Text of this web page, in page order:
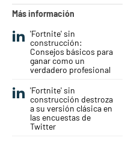
Más información
'Fortnite' sin
construcción:
Consejos básicos para
ganar como un
verdadero profesional
'Fortnite' sin
construcción destroza
a su versión clásica en
las encuestas de
Twitter